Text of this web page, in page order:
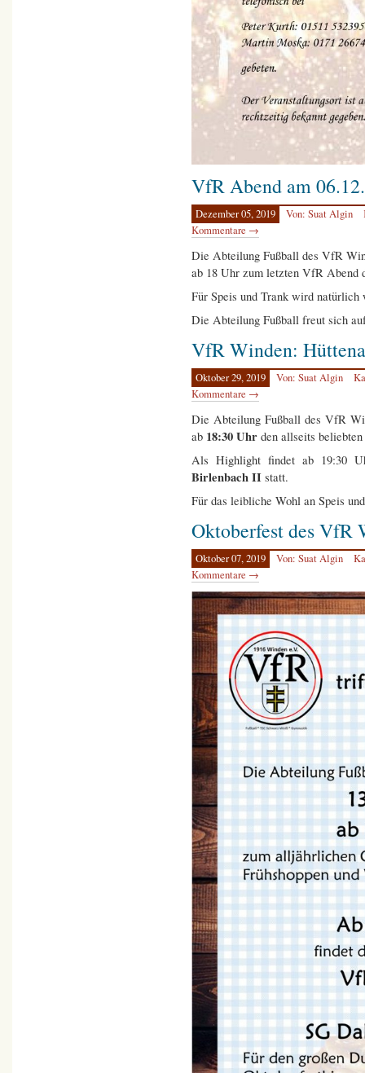
VfR Abend am
Dezember 05, 2019 Von: Suat Algin
Kommentare →
Die Abteilung Fußball des VfR
ab 18 Uhr zum letzten VfR Abend
Für Speis und Trank wird natürlich
Die Abteilung Fußball freut sich
VfR Winden:
Oktober 29, 2019 Von: Suat Algin
Kommentare →
Die Abteilung Fußball des VfR
ab 18:30 Uhr den allseits beliebten
Als Highlight findet ab 19:30
Birlenbach II statt.
Für das leibliche Wohl an Speis
Oktoberfest des VfR
Oktober 07, 2019 Von: Suat Algin
Kommentare →